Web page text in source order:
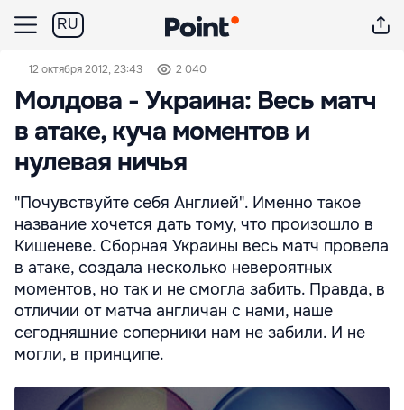
RU
12 октября 2012, 23:43 2 040
Молдова - Украина: Весь матч
в атаке, куча моментов и
нулевая ничья
"Почувствуйте себя Англией". Именно такое
название хочется дать тому, что произошло в
Кишеневе. Сборная Украины весь матч провела
в атаке, создала несколько невероятных
моментов, но так и не смогла забить. Правда, в
отличии от матча англичан с нами, наше
сегодняшние соперники нам не забили. И не
могли, в принципе.